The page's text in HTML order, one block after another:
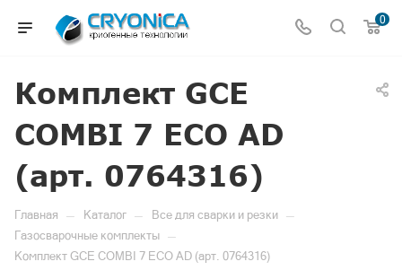
0
Комплект GCE
COMBI 7 ECO AD
(арт. 0764316)
Главная — Каталог — Все для сварки и резки —
Газосварочные комплекты —
Комплект GCE COMBI 7 ECO AD (арт. 0764316)